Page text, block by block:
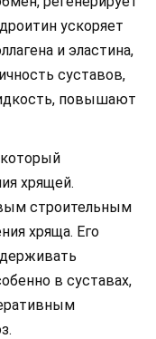
ускоряет
и эластина,
суставов,
повышают
хрящей.
строительным
хряща. Его
в суставах,